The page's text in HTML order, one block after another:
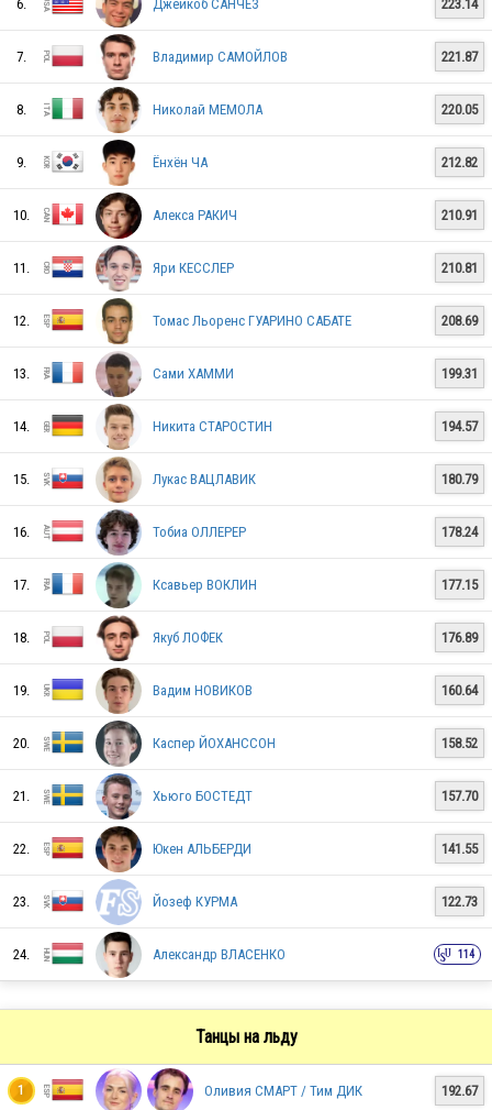
NED
USA
CZE
FRA
GBR
TPE
ROU
ISR
BEL
LAT
POL
UKR
6. Джейкоб САНЧЕЗ 223.14
7. Владимир САМОЙЛОВ 221.87
8. Николай МЕМОЛА 220.05
9. Ёнхён ЧА 212.82
10. Алекса РАКИЧ 210.91
11. Яри КЕССЛЕР 210.81
12. Томас Льоренс ГУАРИНО САБАТЕ 208.69
13. Сами ХАММИ 199.31
14. Никита СТАРОСТИН 194.57
15. Лукас ВАЦЛАВИК 180.79
16. Тобиа ОЛЛЕРЕР 178.24
17. Ксавьер ВОКЛИН 177.15
18. Якуб ЛОФЕК 176.89
19. Вадим НОВИКОВ 160.64
20. Каспер ЙОХАНССОН 158.52
21. Хьюго БОСТЕДТ 157.70
22. Юкен АЛЬБЕРДИ 141.55
23. Йозеф КУРМА 122.73
24. Александр ВЛАСЕНКО 114
Танцы на льду
1 Оливия СМАРТ / Тим ДИК 192.67